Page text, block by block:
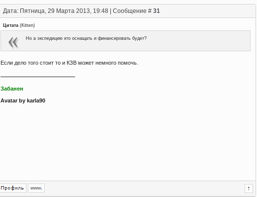
Дата: Пятница, 29 Марта 2013, 19:48 | Сообщение # 31
Цитата (Kitten)
Но а экспедицию кто оснащать и финансировать будет?
Если дело того стоит то и КЗВ может немного помочь.
Забанен
Avatar by karla90